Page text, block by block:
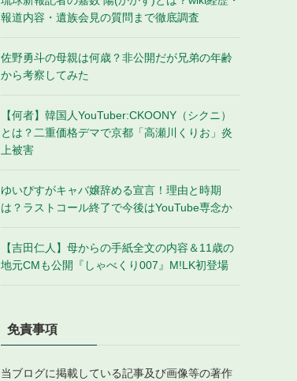
報道内容・遺族会見の質問まで徹底調査
佐野勇斗の母親は何歳？非公開だが兄弟の年齢
から考察してみた
【何者】韓国人YouTuber:CKOONY（シクニ）
とは？二重価格デマで京都「高瀬川くりお」炎
上被害
ゆいぴすがキャバ嬢辞める宣言！理由と時期
は？ラストコール終了で今後はYouTube専念か
【吉田仁人】母からの手紙全文の内容＆11歳の
地元CMも公開『しゃべくり007』M!LK初登場
免責事項
当ブログに掲載している記事及び画像等の著作